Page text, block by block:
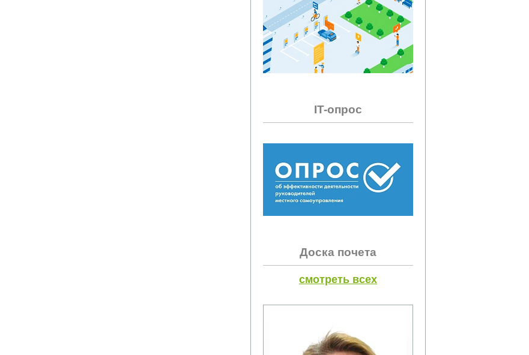
IT-опрос
Доска почета
смотреть всех